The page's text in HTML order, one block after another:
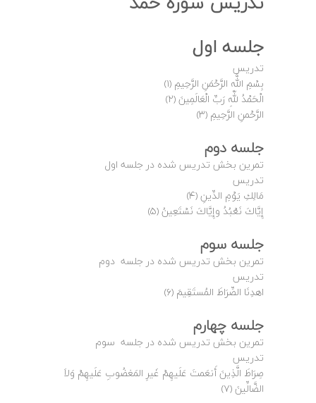
جلسه اول
تدریس
بِسْمِ اللَّهِ الرَّحْمَنِ الرَّحِيمِ ﴿۱﴾
الْحَمْدُ للّهِ رَبِّ الْعَالَمِينَ ﴿۲﴾
الرَّحْمنِ الرَّحِيمِ ﴿۳﴾
جلسه دوم
تمرین بخش تدریس شده در جلسه اول
تدریس
مَالِكِ يَوْمِ الدِّينِ ﴿۴﴾
إِيَّاكَ نَعْبُدُ وإِيَّاكَ نَسْتَعِينُ ﴿۵﴾
جلسه سوم
تمرین بخش تدریس شده در جلسه دوم
تدریس
اهدِنَا الصِّرَاطَ المُستَقِيمَ ﴿۶﴾
جلسه چهارم
تمرین بخش تدریس شده در جلسه سوم
تدریس
صِرَاطَ الَّذِينَ أَنعَمتَ عَلَيهِمْ غَيرِ المَغضُوبِ عَلَيهِمْ وَلاَ
الضَّالِّينَ ﴿۷﴾